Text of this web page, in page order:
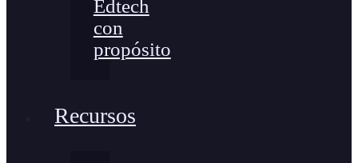
Edtech
con
propósito
Recursos